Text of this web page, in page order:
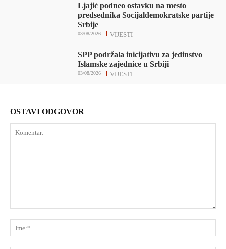
Ljajić podneo ostavku na mesto
predsednika Socijaldemokratske partije
Srbije
VIJESTI
03/08/2026
SPP podržala inicijativu za jedinstvo
Islamske zajednice u Srbiji
VIJESTI
03/08/2026
OSTAVI ODGOVOR